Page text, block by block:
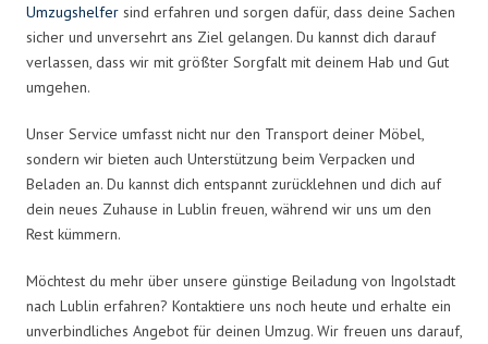
Umzugshelfer sind erfahren und sorgen dafür, dass deine Sachen
sicher und unversehrt ans Ziel gelangen. Du kannst dich darauf
verlassen, dass wir mit größter Sorgfalt mit deinem Hab und Gut
umgehen.
Unser Service umfasst nicht nur den Transport deiner Möbel,
sondern wir bieten auch Unterstützung beim Verpacken und
Beladen an. Du kannst dich entspannt zurücklehnen und dich auf
dein neues Zuhause in Lublin freuen, während wir uns um den
Rest kümmern.
Möchtest du mehr über unsere günstige Beiladung von Ingolstadt
nach Lublin erfahren? Kontaktiere uns noch heute und erhalte ein
unverbindliches Angebot für deinen Umzug. Wir freuen uns darauf,